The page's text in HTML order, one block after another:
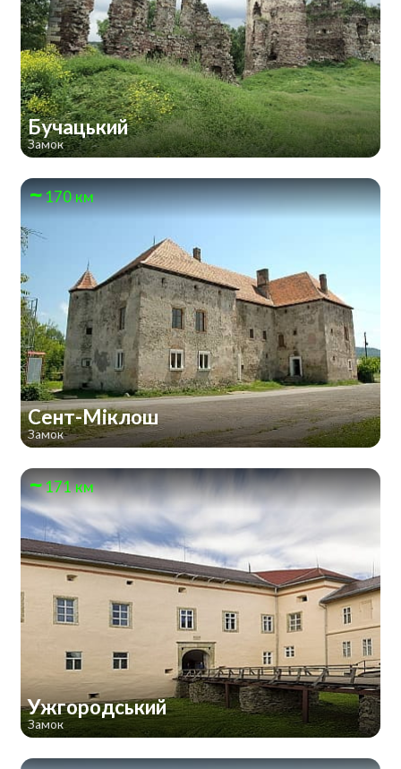
Бучацький
Замок
170 км
Сент-Міклош
Замок
171 км
Ужгородський
Замок